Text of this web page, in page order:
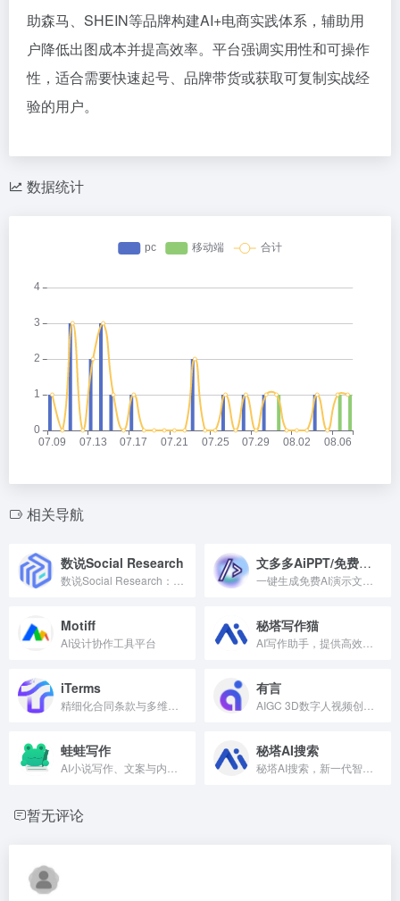
助森马、SHEIN等品牌构建AI+电商实践体系，辅助用
户降低出图成本并提高效率。平台强调实用性和可操作
性，适合需要快速起号、品牌带货或获取可复制实战经
验的用户。
数据统计
相关导航
数说Social Research 文多多AiPPT/免费生成
Motiff
AI设计协作工具平台
秘塔写作猫
iTerms 有言
蛙蛙写作 秘塔AI搜索
暂无评论